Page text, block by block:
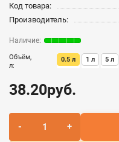
Код товара:
Производитель:
Объём,
л:
0.5 л 1 л 5 л
38.20руб.